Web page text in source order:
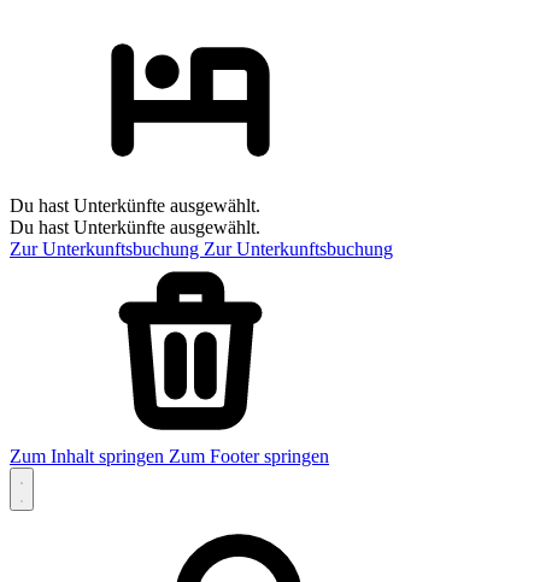
Du hast Unterkünfte ausgewählt.
Du hast Unterkünfte ausgewählt.
Zur Unterkunftsbuchung Zur Unterkunftsbuchung
Zum Inhalt springen Zum Footer springen